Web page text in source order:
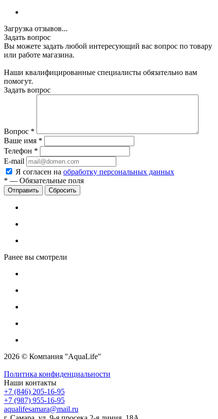
Загрузка отзывов...
Задать вопрос
Вы можете задать любой интересующий вас вопрос по товару
или работе магазина.
Наши квалифицированные специалисты обязательно вам
помогут.
Задать вопрос
Вопрос *
Ваше имя *
Телефон *
E-mail
Я согласен на обработку персональных данных
* — Обязательные поля
Сбросить
Ранее вы смотрели
2026 © Компания "AquaLife"
Политика конфиденциальности
Наши контакты
+7 (846) 205-16-95
+7 (987) 955-16-95
aqualifesamara@mail.ru